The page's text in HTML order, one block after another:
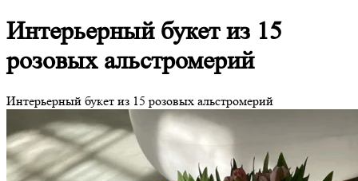
Интерьерный букет из 15
розовых альстромерий
Интерьерный букет из 15 розовых альстромерий